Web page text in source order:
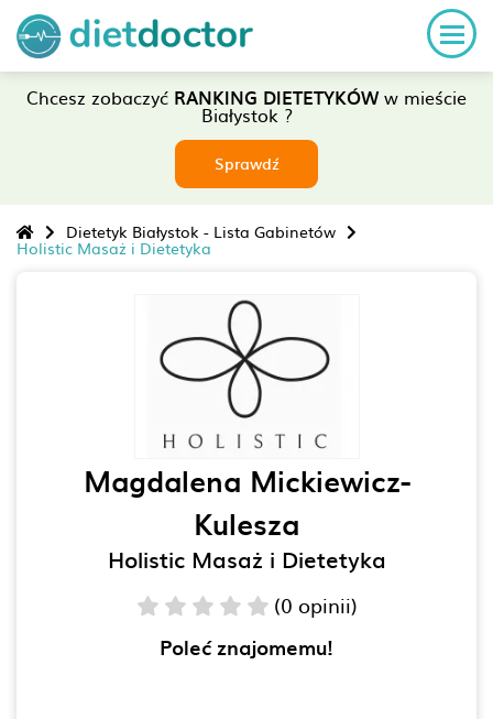
Chcesz zobaczyć RANKING DIETETYKÓWw mieście
Białystok ?
Sprawdź
Dietetyk Białystok - Lista Gabinetów
Holistic Masaż i Dietetyka
Magdalena Mickiewicz-
Kulesza
Holistic Masaż i Dietetyka
(0 opinii)
Poleć znajomemu!